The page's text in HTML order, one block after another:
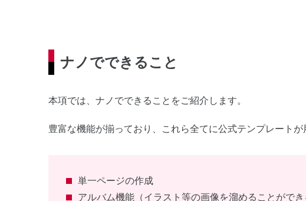
ナノでできること
本項では、ナノでできることをご紹介します。
豊富な機能が揃っており、これら全てに公式テンプレートが
単一ページの作成
アルバム機能（イラスト等の画像を溜めることができ